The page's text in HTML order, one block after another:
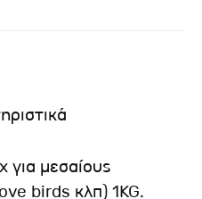
μεσαίους
birds κλπ) 1KG.